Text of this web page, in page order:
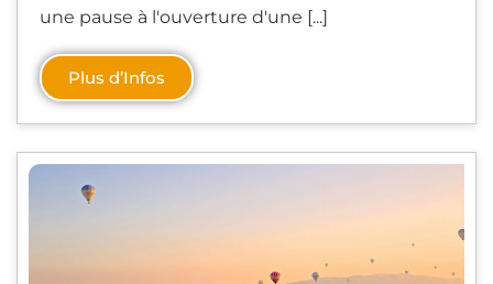
une pause à l'ouverture d'une [...]
Plus d’Infos